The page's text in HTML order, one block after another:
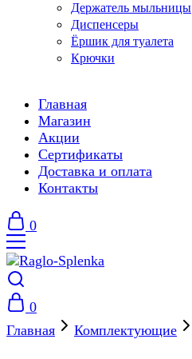
Держатель мыльницы
Диспенсеры
Ёршик для туалета
Крючки
Главная
Магазин
Акции
Сертификаты
Доставка и оплата
Контакты
0
0
Главная
Комплектующие